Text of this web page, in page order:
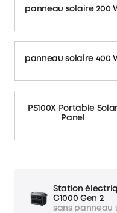
panneau solaire 200
panneau solaire 400
PS100X Portable
Panel
Station
C1000 Gen 2
sans panneau